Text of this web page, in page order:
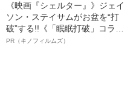
《映画『シェルター』》ジェイ
ソン・ステイサムがお盆を“打
破”する!!《「眠眠打破」コラ
ボ》
PR（キノフィルムズ）